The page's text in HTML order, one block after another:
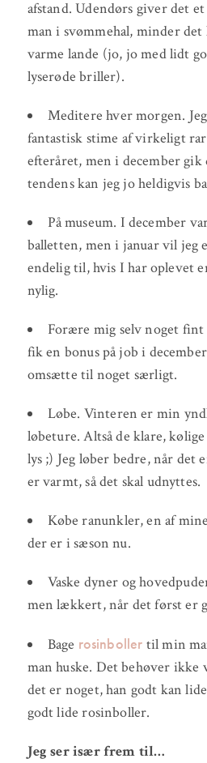
afstand. Udendørs giver det
man i svømmehal, minder
varme lande (jo, jo med lidt
lyserøde briller).
Meditere hver morgen.
fantastisk stime af virkeligt
efteråret, men i december gik
tendens kan jeg jo heldigvis
På museum. I december
balletten, men i januar vil jeg
endelig til, hvis I har oplevet
nylig.
Forære mig selv noget fint
fik en bonus på job i
omsætte til noget særligt.
Løbe. Vinteren er min
løbeture. Altså de klare, kølige
lys ;) Jeg løber bedre, når det
er varmt, så det skal udnyttes.
Købe ranunkler, en af
der er i sæson nu.
Vaske dyner og
men lækkert, når det først er
Bage rosinboller til min
man huske. Det behøver
det er noget, han godt kan
godt lide rosinboller.
Jeg ser især frem til…